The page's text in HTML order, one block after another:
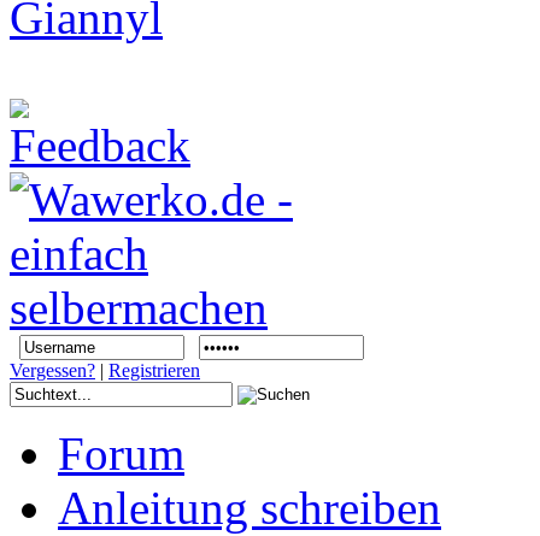
Vergessen? | Registrieren
Forum
Anleitung schreiben